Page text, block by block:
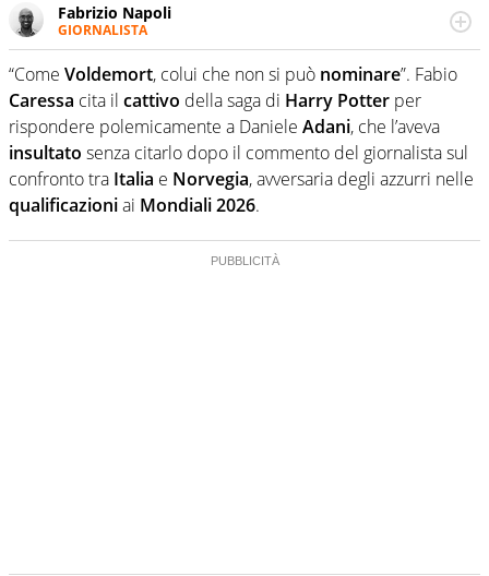
Fabrizio Napoli
GIORNALISTA
Giornalista professionista, per Virgilio Sport segue anche
il calcio ma è con la pallanuoto che esalta competenze e
passioni. Cura la comunicazione di HaBaWaBa, il più
grande festival di waterpolo per bambini al mondo
“Come Voldemort, colui che non si può nominare”. Fabio
Caressa cita il cattivo della saga di Harry Potter per
rispondere polemicamente a Daniele Adani, che l’aveva
insultato senza citarlo dopo il commento del giornalista sul
confronto tra Italia e Norvegia, avversaria degli azzurri nelle
qualificazioniai Mondiali2026.